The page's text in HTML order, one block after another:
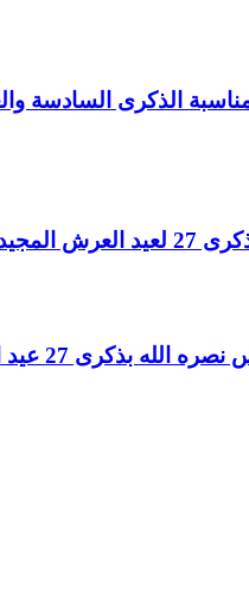
الذكرى
27 عيد العرش المجيد